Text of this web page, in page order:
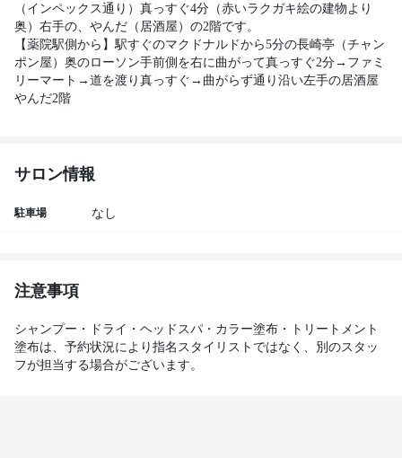
（インペックス通り）真っすぐ4分（赤いラクガキ絵の建物より
奥）右手の、やんだ（居酒屋）の2階です。
【薬院駅側から】駅すぐのマクドナルドから5分の長崎亭（チャン
ポン屋）奥のローソン手前側を右に曲がって真っすぐ2分→ファミ
リーマート→道を渡り真っすぐ→曲がらず通り沿い左手の居酒屋
やんだ2階
サロン情報
駐車場 なし
注意事項
シャンプー・ドライ・ヘッドスパ・カラー塗布・トリートメント
塗布は、予約状況により指名スタイリストではなく、別のスタッ
フが担当する場合がございます。